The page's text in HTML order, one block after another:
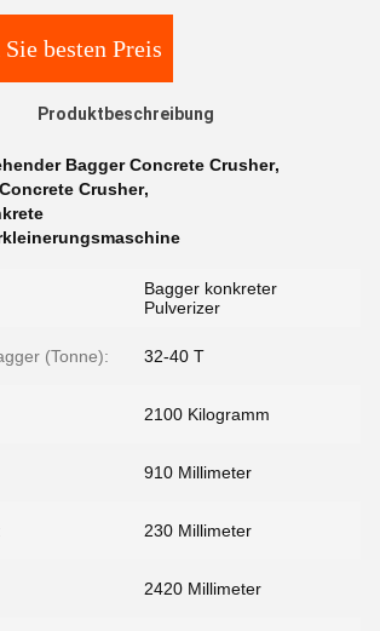
besten Preis
Produktbeschreibung
Bagger Concrete Crusher,
Crusher,
Bagger konkreter
Pulverizer
(Tonne): 32-40 T
2100 Kilogramm
910 Millimeter
230 Millimeter
2420 Millimeter